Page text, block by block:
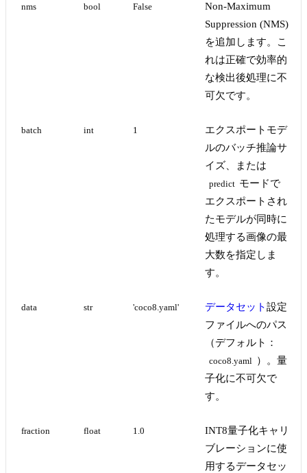
nms bool False
Non-Maximum
Suppression (NMS)
を追加します。こ
れは正確で効率的
な検出後処理に不
可欠です。
batch int 1
エクスポートモデ
ルのバッチ推論サ
イズ、または
predict モードで
エクスポートされ
たモデルが同時に
処理する画像の最
大数を指定しま
す。
data str 'coco8.yaml' データセット設定
ファイルへのパス
（デフォルト：
coco8.yaml ）。量
子化に不可欠で
す。
fraction float 1.0
INT8量子化キャリ
ブレーションに使
用するデータセッ